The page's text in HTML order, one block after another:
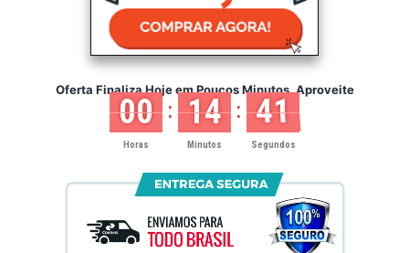
Oferta Finaliza Hoje em Poucos Minutos, Aproveite
00
Horas
: 14
Minutos
: 41
Segundos